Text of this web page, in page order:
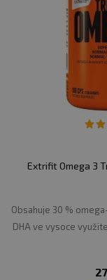
Extrifit Omega 3
Obsahuje 30 %
DHA ve vysoce